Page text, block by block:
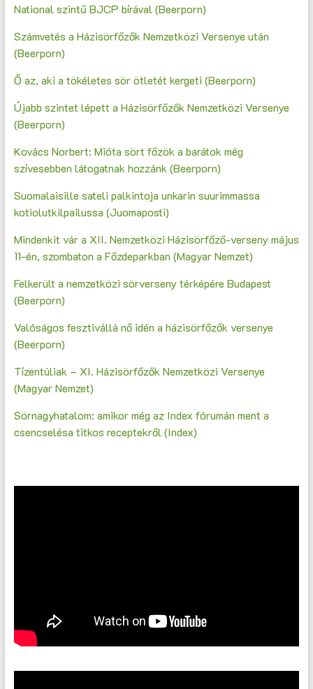
National szintű BJCP bírával (Beerporn)
Számvetés a Házisörfőzők Nemzetközi Versenye után
(Beerporn)
Ő az, aki a tökéletes sör ötletét kergeti (Beerporn)
Újabb szintet lépett a Házisörfőzők Nemzetközi Versenye
(Beerporn)
Kovács Norbert: Mióta sört főzök a barátok még
szívesebben látogatnak hozzánk (Beerporn)
Suomalaisille sateli palkintoja unkarin suurimmassa
kotiolutkilpailussa (Juomaposti)
Mindenkit vár a XII. Nemzetközi Házisörfőző-verseny május
11-én, szombaton a Főzdeparkban (Magyar Nemzet)
Felkerült a nemzetközi sörverseny térképére Budapest
(Beerporn)
Valóságos fesztivállá nő idén a házisörfőzők versenye
(Beerporn)
Tízentúliak – XI. Házisörfőzők Nemzetközi Versenye
(Magyar Nemzet)
Sörnagyhatalom: amikor még az Index fórumán ment a
csencselésa titkos receptekről (Index)